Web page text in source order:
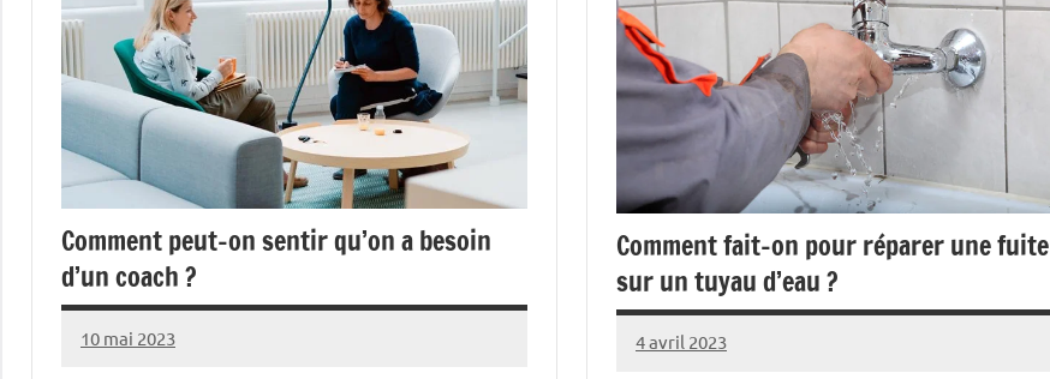
Comment peut-on sentir qu’on a besoin
d’un coach ?
10 mai 2023
Rakia
Aucun
Comment fait-on pour réparer une fuite
sur un tuyau d’eau ?
4 avril 2023
Rakia
Aucun